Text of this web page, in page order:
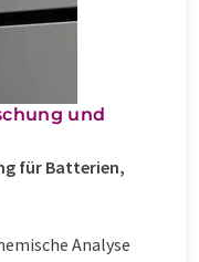
und
für Batterien,
Analyse